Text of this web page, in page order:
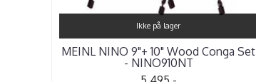
Ikke på lager
MEINL NINO 9"+ 10" Wood Conga Set
- NINO910NT